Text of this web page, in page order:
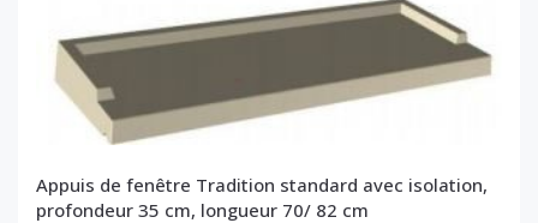
Appuis de fenêtre Tradition standard avec isolation,
profondeur 35 cm, longueur 70/ 82 cm